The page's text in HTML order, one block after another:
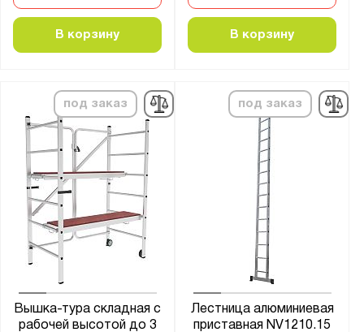
В корзину В корзину
под заказ
Вышка-тура складная с
рабочей высотой до 3
под заказ
Лестница алюминиевая
приставная NV1210.15
5820
5850
5860
5900
6070
6090
6120
6220
6230
6360